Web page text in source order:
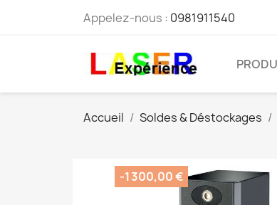
Appelez-nous : 0981911540
Accueil Soldes & Déstockages
-1 300,00 €